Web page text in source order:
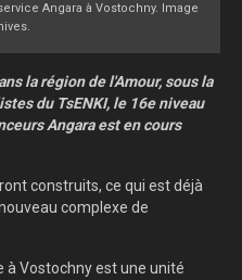
Angara à Vostochny. Image
la région de l'Amour, sous la
du TsENKI, le 16e niveau
Angara est en cours
construits, ce qui est déjà
complexe de
à Vostochny est une unité